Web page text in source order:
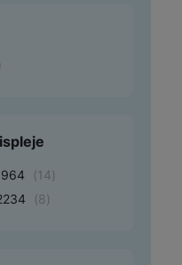
(14)
(8)